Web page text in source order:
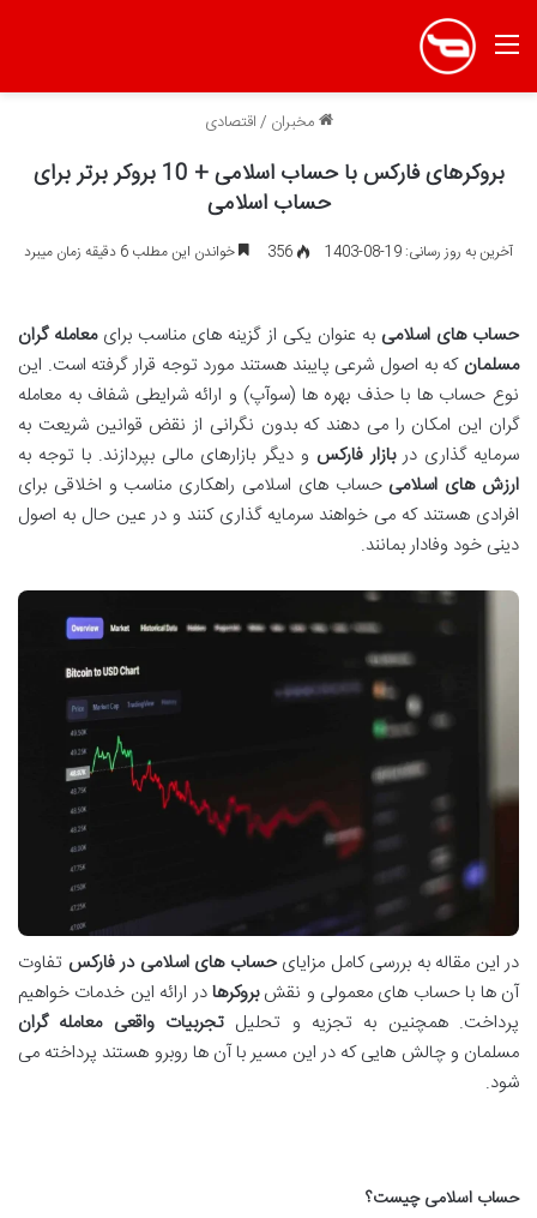
منو
مخبران /اقتصادی
بروکرهای فارکس با حساب اسلامی + 10 بروکر برتر برای
حساب اسلامی
آخرین به روز رسانی: 19-08-1403 356 خواندن این مطلب 6 دقیقه زمان میبرد
حساب های اسلامی به عنوان یکی از گزینه های مناسب برایمعامله گران
مسلمان که به اصول شرعی پایبند هستند مورد توجه قرار گرفته است. این
نوع حساب ها با حذف بهره ها (سوآپ) و ارائه شرایطی شفاف به معامله
گران این امکان را می دهند که بدون نگرانی از نقض قوانین شریعت به
سرمایه گذاری دربازار فارکس و دیگر بازارهای مالی بپردازند. با توجه به
ارزش های اسلامی حساب های اسلامی راهکاری مناسب و اخلاقی برای
افرادی هستند که می خواهند سرمایه گذاری کنند و در عین حال به اصول
دینی خود وفادار بمانند.
در این مقاله به بررسی کامل مزایایحساب های اسلامی در فارکس تفاوت
آن ها با حساب های معمولی و نقشبروکرهادر ارائه این خدمات خواهیم
پرداخت. همچنین به تجزیه و تحلیل تجربیات واقعی معامله گران
مسلمان و چالش هایی که در این مسیر با آن ها روبرو هستند پرداخته می
شود.
حساب اسلامی چیست؟